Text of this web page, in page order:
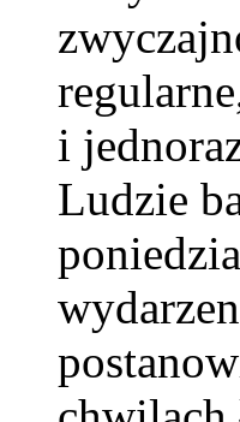
i
Ludzie